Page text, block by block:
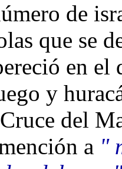
de
que se
en el
y
del
a "